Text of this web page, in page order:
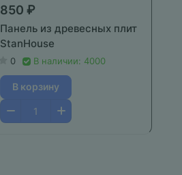
850 ₽
Панель из древесных плит
StanHouse
0 В наличии: 4000
В корзину